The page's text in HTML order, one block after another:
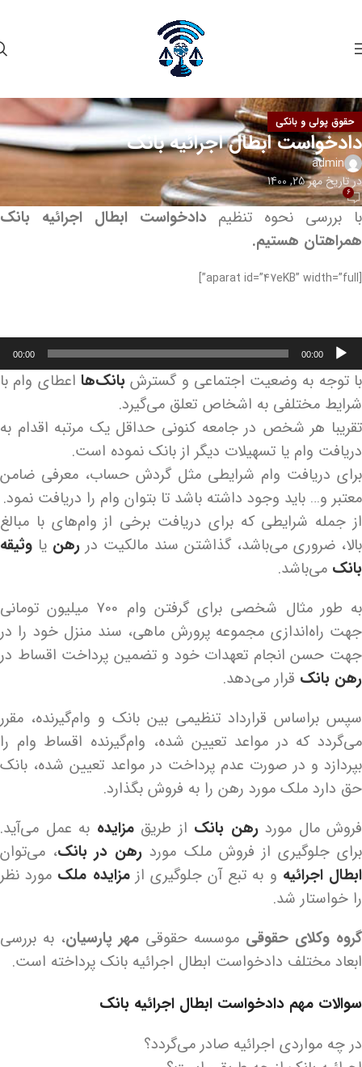
حقوق پولی و بانکی
دادخواست ابطال اجرائیه بانک
admin
در تاریخ مهر 25, 1400
6
با بررسی نحوه تنظیم دادخواست ابطال اجرائیه بانک
همراهتان هستیم.
[aparat id=”47eKB” width=”full”]
پخش‌کننده
صوت
00:00
00:00
با توجه به وضعیت اجتماعی و گسترشبانک‌ها اعطای وام با
شرایط مختلفی به اشخاص تعلق می‌گیرد.
تقریبا هر شخص در جامعه کنونی حداقل یک مرتبه اقدام به
دریافت وام یا تسهیلات دیگر از بانک نموده است.
برای دریافت وام شرایطی مثل گردش حساب، معرفی ضامن
معتبر و… باید وجود داشته باشد تا بتوان وام را دریافت نمود.
از جمله شرایطی که برای دریافت برخی از وام‌های با مبالغ
بالا، ضروری می‌باشد، گذاشتن سند مالکیت در رهن یا وثیقه
بانک می‌باشد.
به طور مثال شخصی برای گرفتن وام 700 میلیون تومانی
جهت راه‌اندازی مجموعه پرورش ماهی، سند منزل خود را در
جهت حسن انجام تعهدات خود و تضمین پرداخت اقساط در
رهن بانک قرار می‌دهد.
سپس براساس قرارداد تنظیمی بین بانک و وام‌گیرنده، مقرر
می‌گردد که در مواعد تعیین شده، وام‌گیرنده اقساط وام را
بپردازد و در صورت عدم پرداخت در مواعد تعیین شده، بانک
حق دارد ملک مورد رهن را به فروش بگذارد.
فروش مال موردرهن بانک از طریقمزایده به عمل می‌آید.
برای جلوگیری از فروش ملک مورد رهن در بانک، می‌توان
ابطال اجرائیه و به تبع آن جلوگیری ازمزایده ملک مورد نظر
را خواستار شد.
گروه وکلای حقوقی موسسه حقوقی مهر پارسیان، به بررسی
ابعاد مختلف دادخواست ابطال اجرائیه بانک پرداخته است.
سوالات مهم دادخواست ابطال اجرائیه بانک
در چه مواردی اجرائیه صادر می‌گردد؟